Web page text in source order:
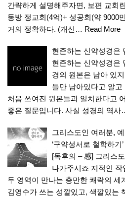
간략하게 설명해주자면, 보편 교회
동방 정교회(4억)+ 성공회(약 9000
거의 정확하다. (개신… Read More
현존하는 신약성경은
현존하는 신약성경은
경의 원본은 남아 있
들만 남아있다고 알
처음 쓰여진 원본들과 일치한다고
좋은 질문입니다. 사실 성경의 역사
그리스도인 여러분,
‘구약성서로 철학하기’
[독후의 – 感] 그리스
나가주시죠 지적인
두 영역이 만나는 충만한 쾌락의 세
김영수가 쓰는 성깔있고, 색깔있는